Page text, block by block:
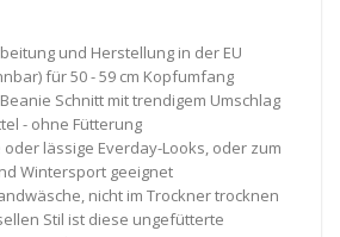
und Herstellung in der EU
für 50 - 59 cm Kopfumfang
Schnitt mit trendigem Umschlag
- ohne Fütterung
lässige Everday-Looks, oder zum
Wintersport geeignet
nicht im Trockner trocknen
Stil ist diese ungefütterte